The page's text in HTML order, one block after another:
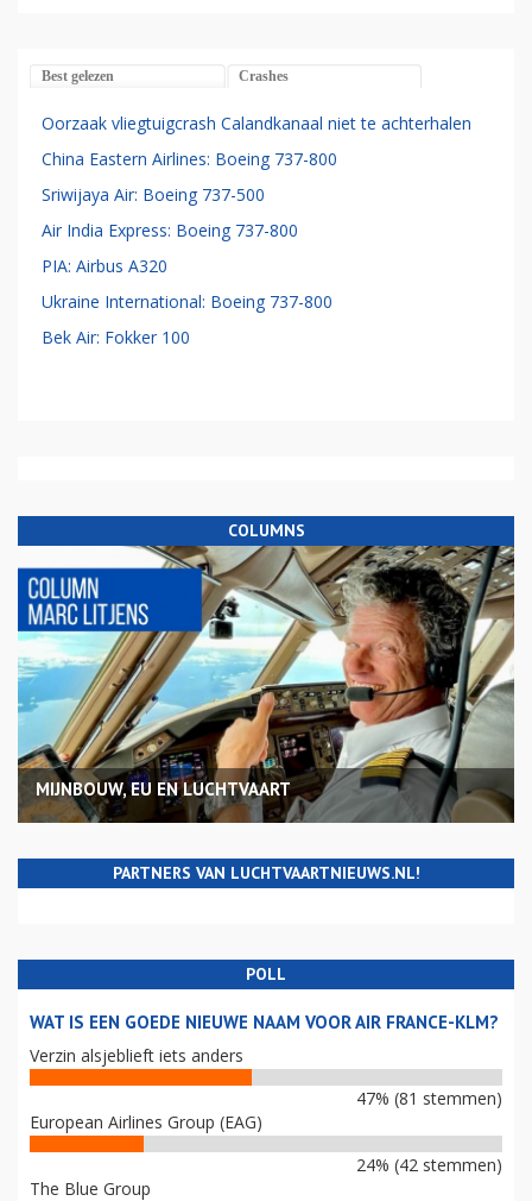
Best gelezen Crashes
Oorzaak vliegtuigcrash Calandkanaal niet te achterhalen
China Eastern Airlines: Boeing 737-800
Sriwijaya Air: Boeing 737-500
Air India Express: Boeing 737-800
PIA: Airbus A320
Ukraine International: Boeing 737-800
Bek Air: Fokker 100
COLUMNS
MIJNBOUW, EU EN LUCHTVAART
PARTNERS VAN LUCHTVAARTNIEUWS.NL!
POLL
WAT IS EEN GOEDE NIEUWE NAAM VOOR AIR FRANCE-KLM?
Verzin alsjeblieft iets anders
47% (81 stemmen)
European Airlines Group (EAG)
24% (42 stemmen)
The Blue Group